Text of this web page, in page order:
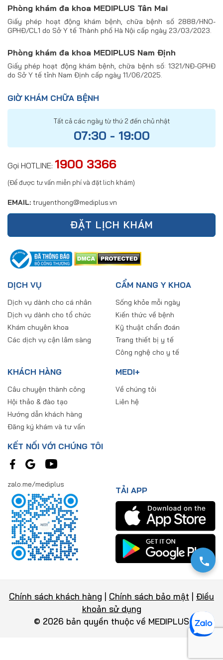
Phòng khám đa khoa MEDIPLUS Tân Mai
Giấy phép hoạt động khám bệnh, chữa bệnh số 2888/HNO-
GPHĐ/CL1 do Sở Y tế Thành phố Hà Nội cấp ngày 23/03/2023.
Phòng khám đa khoa MEDIPLUS Nam Định
Giấy phép hoạt động khám bệnh, chữa bệnh số: 1321/NĐ-GPHĐ
do Sở Y tế tỉnh Nam Định cấp ngày 11/06/2025.
GIỜ KHÁM CHỮA BỆNH
Tất cả các ngày từ thứ 2 đến chủ nhật
07:30 - 19:00
Gọi HOTLINE: 1900 3366
(Để được tư vấn miễn phí và đặt lich khám)
EMAIL: truyenthong@mediplus.vn
ĐẶT LỊCH KHÁM
DỊCH VỤ
Dịch vụ dành cho cá nhân
Dịch vụ dành cho tổ chức
Khám chuyên khoa
Các dịch vụ cận lâm sàng
CẨM NANG Y KHOA
Sống khỏe mỗi ngày
Kiến thức về bệnh
Kỹ thuật chẩn đoán
Trang thiết bị y tế
Công nghệ cho y tế
KHÁCH HÀNG
Câu chuyện thành công
Hội thảo & đào tạo
Hướng dẫn khách hàng
Đăng ký khám và tư vấn
MEDI+
Về chúng tôi
Liên hệ
KẾT NỐI VỚI CHÚNG TÔI
zalo.me/mediplus
TẢI APP
Chính sách khách hàng | Chính sách bảo mật | Điều
khoản sử dụng
© 2026 bản quyền thuộc về MEDIPLUS